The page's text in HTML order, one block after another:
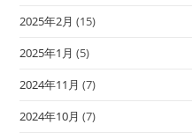
2025年2月 (15)
2025年1月 (5)
2024年11月 (7)
2024年10月 (7)